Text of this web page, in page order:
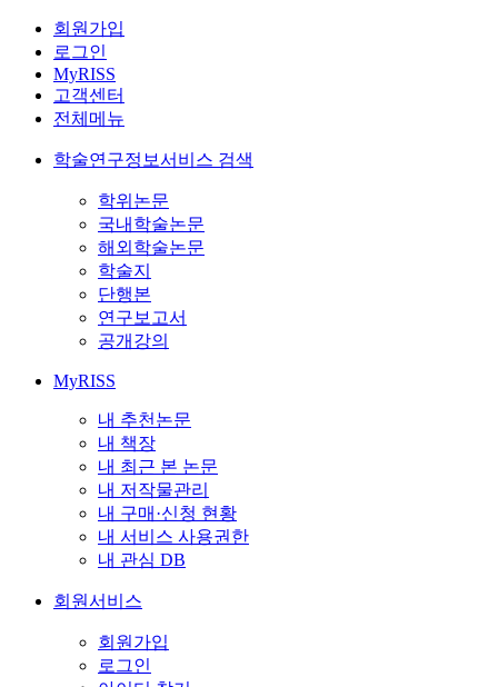
회원가입
로그인
MyRISS
고객센터
전체메뉴
학술연구정보서비스 검색
학위논문
국내학술논문
해외학술논문
학술지
단행본
연구보고서
공개강의
MyRISS
내 추천논문
내 책장
내 최근 본 논문
내 저작물관리
내 구매·신청 현황
내 서비스 사용권한
내 관심 DB
회원서비스
회원가입
로그인